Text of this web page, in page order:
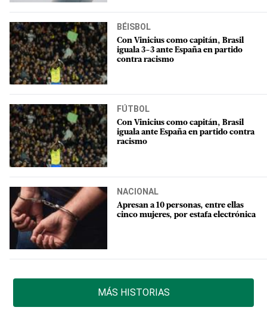
BÉISBOL
Con Vinicius como capitán, Brasil
iguala 3-3 ante España en partido
contra racismo
FÚTBOL
Con Vinicius como capitán, Brasil
iguala ante España en partido contra
racismo
NACIONAL
Apresan a 10 personas, entre ellas
cinco mujeres, por estafa electrónica
MÁS HISTORIAS